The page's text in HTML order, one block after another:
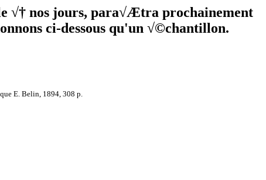
√† nos jours, para√Ætra prochainement
ci-dessous qu'un √©chantillon.
E. Belin, 1894, 308 p.